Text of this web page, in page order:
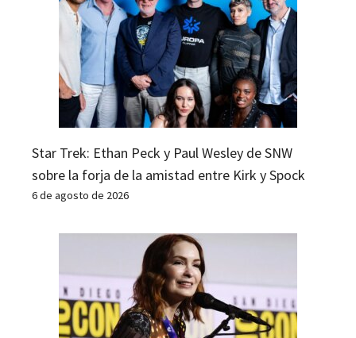
Star Trek: Ethan Peck y Paul Wesley de SNW
sobre la forja de la amistad entre Kirk y Spock
6 de agosto de 2026